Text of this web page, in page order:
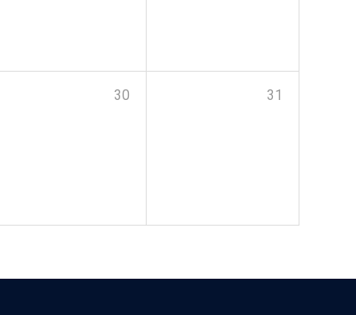
30 31